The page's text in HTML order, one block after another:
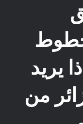
يريد
من